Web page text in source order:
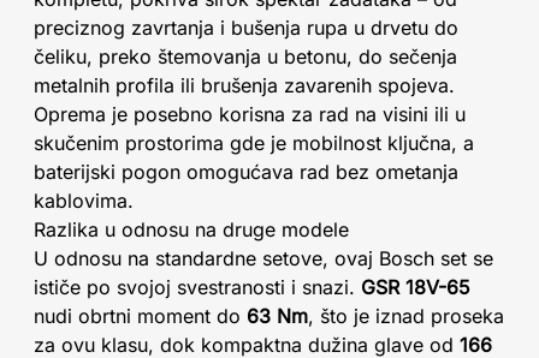
preciznog zavrtanja i bušenja rupa u drvetu do
čeliku, preko štemovanja u betonu, do sečenja
metalnih profila ili brušenja zavarenih spojeva.
Oprema je posebno korisna za rad na visini ili u
skučenim prostorima gde je mobilnost ključna, a
baterijski pogon omogućava rad bez ometanja
kablovima.
Razlika u odnosu na druge modele
U odnosu na standardne setove, ovaj Bosch set se
ističe po svojoj svestranosti i snazi. GSR 18V-65
nudi obrtni moment do 63 Nm, što je iznad proseka
za ovu klasu, dok kompaktna dužina glave od 166